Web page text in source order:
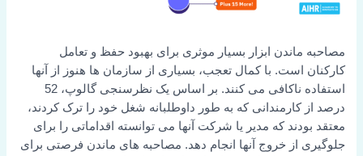
مصاحبه ماندن ابزار بسیار موثری برای بهبود حفظ و تعامل
کارکنان است. با کمال تعجب، بسیاری از سازمان ها هنوز از آنها
استفاده ناکافی می کنند. بر اساس یک نظرسنجی گالوپ، 52
درصد از کارمندانی که به طور داوطلبانه شغل خود را ترک کردند،
معتقد بودند که مدیر یا شرکت آنها می توانسته اقداماتی را برای
جلوگیری از خروج آنها انجام دهد. مصاحبه های ماندن فرصتی برای